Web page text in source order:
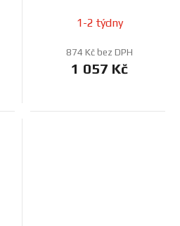
1-2 týdny
874 Kč bez DPH
1 057 Kč